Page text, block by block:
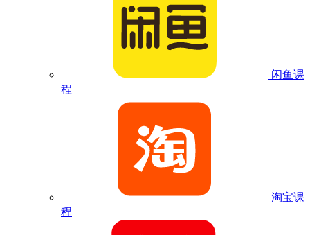
闲鱼课
程
淘宝课
程